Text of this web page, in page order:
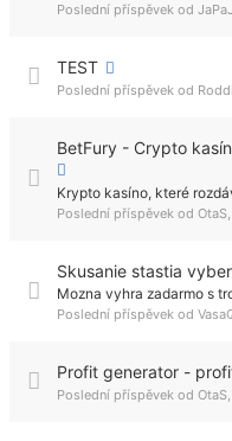
Poslední příspěvek od
TEST
Poslední příspěvek od
BetFury - Crypto
Krypto kasíno, které
Poslední příspěvek od OtaS,
Skusanie stastia
Mozna vyhra zadarmo s
Poslední příspěvek od
Profit generator -
Poslední příspěvek od OtaS,